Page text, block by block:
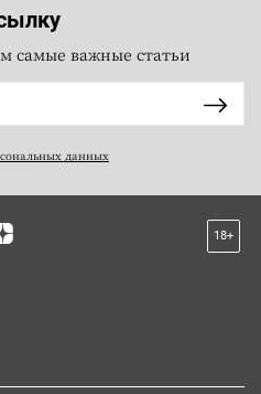
самые важные статьи
данных
18+